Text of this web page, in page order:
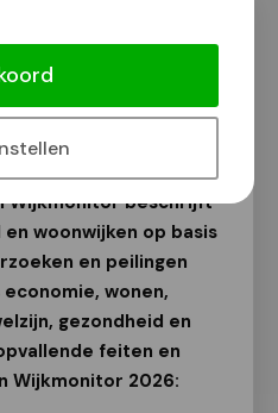
Stads-
Wijkmonitor beschrijft
woonwijken op basis
en peilingen
wonen,
gezondheid en
feiten en
Wijkmonitor 2026: